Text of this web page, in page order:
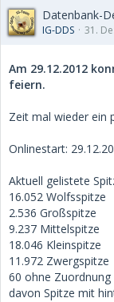
Datenbank-
IG-DDS 31.
Am 29.12.2012
feiern.
Zeit mal wieder ein
Onlinestart:
Aktuell gelistete
16.052 Wolfsspitze
2.536 Großspitze
9.237 Mittelspitze
18.046 Kleinspitze
11.972 Zwergspitze
60 ohne Zuordnung
davon Spitze mit